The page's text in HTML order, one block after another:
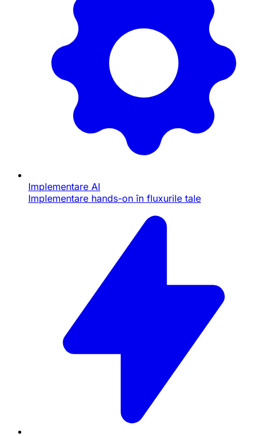
Implementare AI
Implementare hands-on în fluxurile tale